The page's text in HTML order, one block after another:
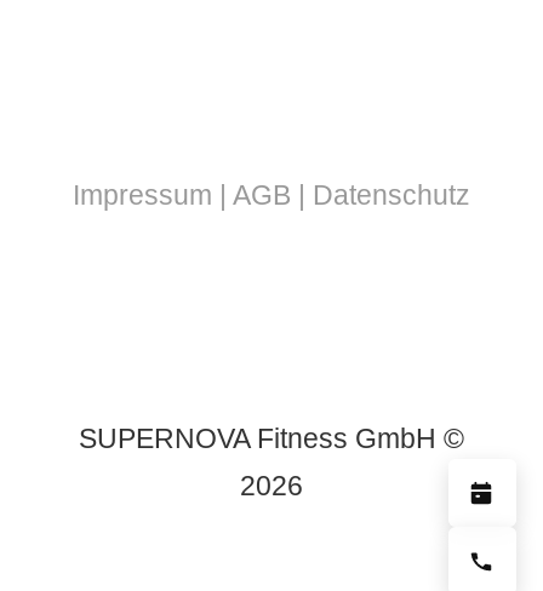
Impressum | AGB | Datenschutz
SUPERNOVA Fitness GmbH ©
2026